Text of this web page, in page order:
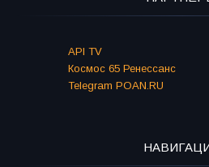
API TV
Космос 65 Ренессанс
Telegram POAN.RU